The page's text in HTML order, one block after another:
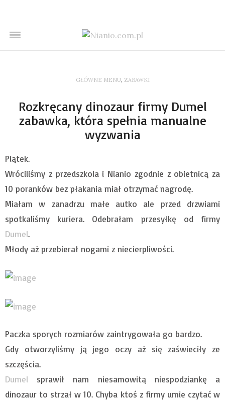
GŁÓWNE MENU, ZABAWKI
Rozkręcany dinozaur firmy Dumel
zabawka, która spełnia manualne
wyzwania
Piątek.
Wróciliśmy z przedszkola i Nianio zgodnie z obietnicą za
10 poranków bez płakania miał otrzymać nagrodę.
Miałam w zanadrzu małe autko ale przed drzwiami
spotkaliśmy kuriera. Odebrałam przesyłkę od firmy
Dumel.
Młody aż przebierał nogami z niecierpliwości.
Paczka sporych rozmiarów zaintrygowała go bardzo.
Gdy otworzyliśmy ją jego oczy aż się zaświeciły ze
szczęścia.
Dumel sprawił nam niesamowitą niespodziankę a
dinozaur to strzał w 10. Chyba ktoś z firmy umie czytać w